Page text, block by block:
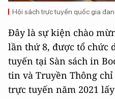
Hội sách trực tuyến quốc gia
Đây là sự kiện chào
lần thứ 8, được tổ chức
tuyến tại Sàn sách in
tin và Truyền Thông chỉ
trực tuyến năm 2021